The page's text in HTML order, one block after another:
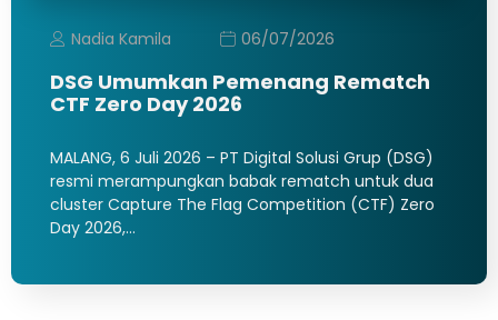
Nadia Kamila 06/07/2026
DSG Umumkan Pemenang Rematch
CTF Zero Day 2026
MALANG, 6 Juli 2026 – PT Digital Solusi Grup (DSG)
resmi merampungkan babak rematch untuk dua
cluster Capture The Flag Competition (CTF) Zero
Day 2026,…